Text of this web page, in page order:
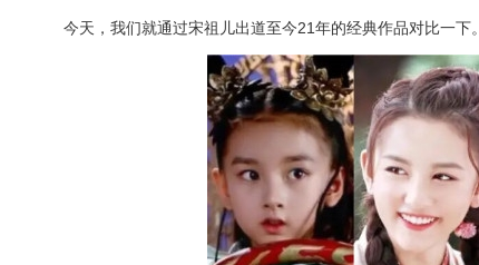
今天，我们就通过宋祖儿出道至今21年的经典作品对比一下。